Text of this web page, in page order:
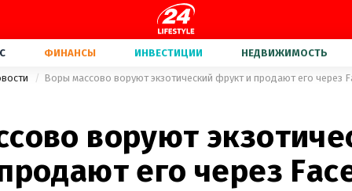
ФИНАНСЫ ИНВЕСТИЦИИ НЕДВИЖИМОСТЬ
Воры массово воруют экзотический фрукт и продают его через
воруют
его через